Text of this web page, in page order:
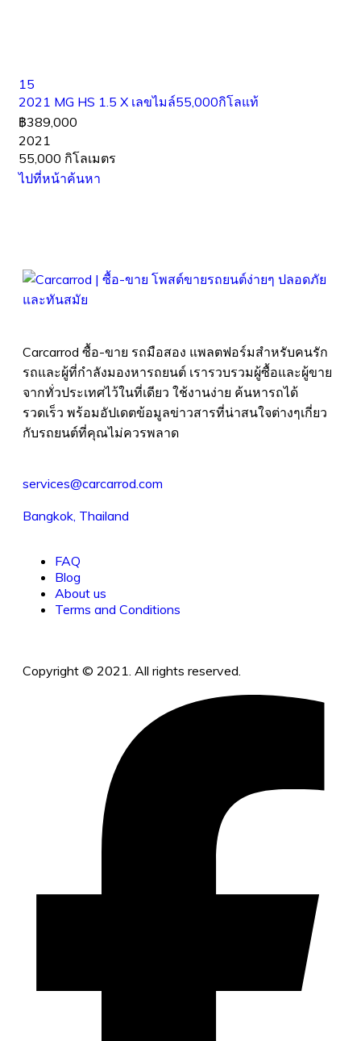
15
2021 MG HS 1.5 X เลขไมล์55,000กิโลแท้
฿389,000
2021
55,000 กิโลเมตร
ไปที่หน้าค้นหา
Carcarrod ซื้อ-ขาย รถมือสอง แพลตฟอร์มสำหรับคนรัก
รถและผู้ที่กำลังมองหารถยนต์ เรารวบรวมผู้ซื้อและผู้ขาย
จากทั่วประเทศไว้ในที่เดียว ใช้งานง่าย ค้นหารถได้
รวดเร็ว พร้อมอัปเดตข้อมูลข่าวสารที่น่าสนใจต่างๆเกี่ยว
กับรถยนต์ที่คุณไม่ควรพลาด
services@carcarrod.com
Bangkok, Thailand
FAQ
Blog
About us
Terms and Conditions
Copyright © 2021. All rights reserved.